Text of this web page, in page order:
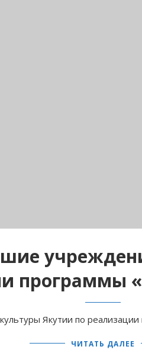
программы
Якутии по
ЧИТАТЬ ДАЛЕЕ